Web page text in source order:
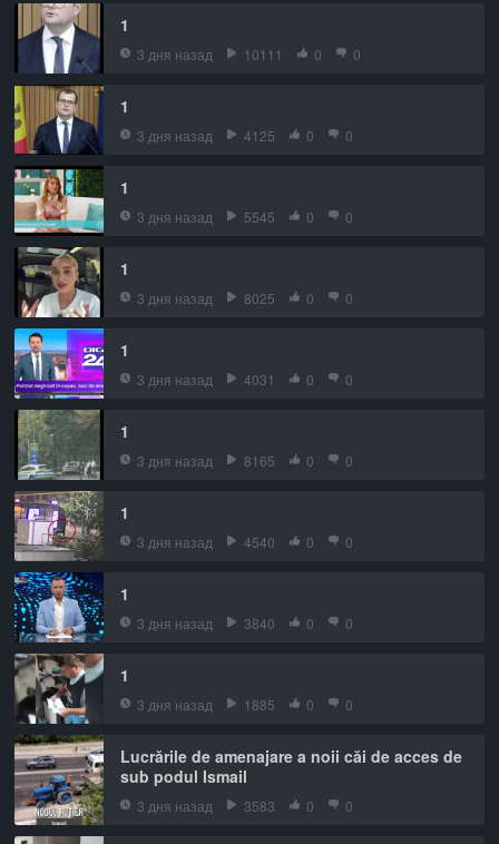
1
3 дня назад 10111 0 0
1
3 дня назад 4125 0 0
1
3 дня назад 5545 0 0
1
3 дня назад 8025 0 0
1
3 дня назад 4031 0 0
1
3 дня назад 8165 0 0
1
3 дня назад 4540 0 0
1
3 дня назад 3840 0 0
1
3 дня назад 1885 0 0
Lucrările de amenajare a noii căi de acces de
sub podul Ismail
3 дня назад 3583 0 0